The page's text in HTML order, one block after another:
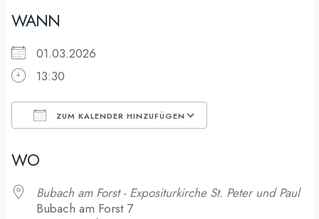
WANN
01.03.2026
13:30
ZUM KALENDER HINZUFÜGEN
WO
Bubach am Forst - Expositurkirche St. Peter und Paul
Bubach am Forst 7